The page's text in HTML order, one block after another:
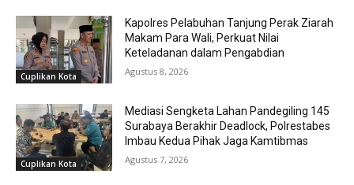
Cuplikan Kota
Kapolres Pelabuhan Tanjung Perak Ziarah
Makam Para Wali, Perkuat Nilai
Keteladanan dalam Pengabdian
Agustus 8, 2026
Cuplikan Kota
Mediasi Sengketa Lahan Pandegiling 145
Surabaya Berakhir Deadlock, Polrestabes
Imbau Kedua Pihak Jaga Kamtibmas
Agustus 7, 2026